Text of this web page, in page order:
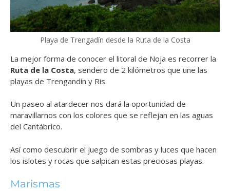
Playa de Trengadín desde la Ruta de la Costa
La mejor forma de conocer el litoral de Noja es recorrer la
Ruta de la Costa, sendero de 2 kilómetros que une las
playas de Trengandín y Ris.
Un paseo al atardecer nos dará la oportunidad de
maravillarnos con los colores que se reflejan en las aguas
del Cantábrico.
Así como descubrir el juego de sombras y luces que hacen
los islotes y rocas que salpican estas preciosas playas.
Marismas